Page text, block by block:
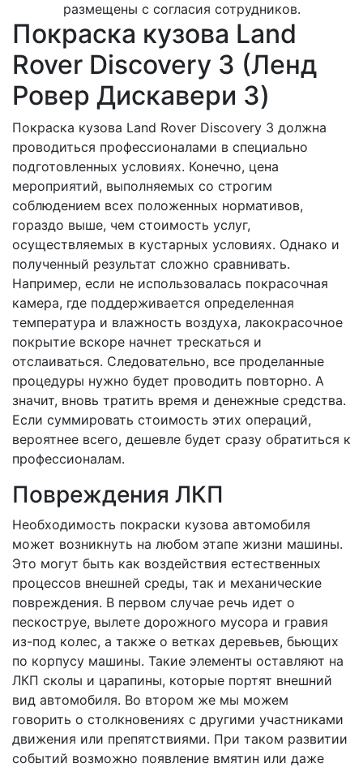
размещены с согласия сотрудников.
Покраска кузова Land
Rover Discovery 3 (Ленд
Ровер Дискавери 3)
Покраска кузова Land Rover Discovery 3 должна
проводиться профессионалами в специально
подготовленных условиях. Конечно, цена
мероприятий, выполняемых со строгим
соблюдением всех положенных нормативов,
гораздо выше, чем стоимость услуг,
осуществляемых в кустарных условиях. Однако и
полученный результат сложно сравнивать.
Например, если не использовалась покрасочная
камера, где поддерживается определенная
температура и влажность воздуха, лакокрасочное
покрытие вскоре начнет трескаться и
отслаиваться. Следовательно, все проделанные
процедуры нужно будет проводить повторно. А
значит, вновь тратить время и денежные средства.
Если суммировать стоимость этих операций,
вероятнее всего, дешевле будет сразу обратиться к
профессионалам.
Повреждения ЛКП
Необходимость покраски кузова автомобиля
может возникнуть на любом этапе жизни машины.
Это могут быть как воздействия естественных
процессов внешней среды, так и механические
повреждения. В первом случае речь идет о
пескоструе, вылете дорожного мусора и гравия
из-под колес, а также о ветках деревьев, бьющих
по корпусу машины. Такие элементы оставляют на
ЛКП сколы и царапины, которые портят внешний
вид автомобиля. Во втором же мы можем
говорить о столкновениях с другими участниками
движения или препятствиями. При таком развитии
событий возможно появление вмятин или даже